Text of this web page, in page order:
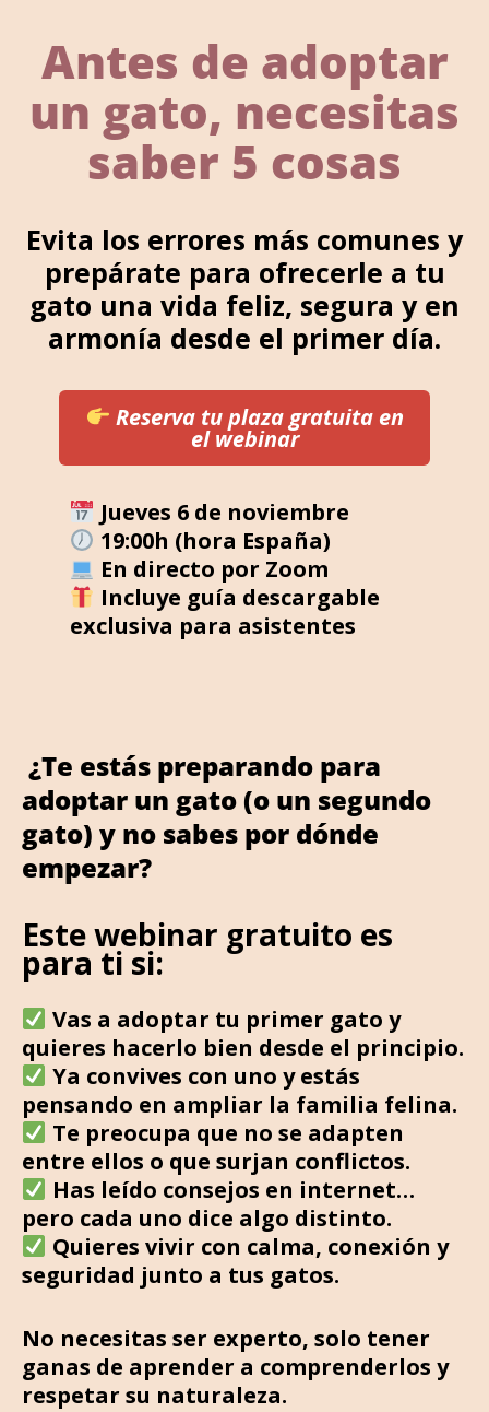
contenido
Antes de adoptar
un gato, necesitas
saber 5 cosas
Evita los errores más comunes y
prepárate para ofrecerle a tu
gato una vida feliz, segura y en
armonía desde el primer día.
Reserva tu plaza gratuita en
el webinar
Jueves 6 de noviembre
19:00h (hora España)
En directo por Zoom
Incluye guía descargable
exclusiva para asistentes
¿Te estás preparando para
adoptar un gato (o un segundo
gato) y no sabes por dónde
empezar?
Este webinar gratuito es
para ti si:
Vas a adoptar tu primer gato y
quieres hacerlo bien desde el principio.
Ya convives con uno y estás
pensando en ampliar la familia felina.
Te preocupa que no se adapten
entre ellos o que surjan conflictos.
Has leído consejos en internet…
pero cada uno dice algo distinto.
Quieres vivir con calma, conexión y
seguridad junto a tus gatos.
No necesitas ser experto, solo tener
ganas de aprender a comprenderlos y
respetar su naturaleza.